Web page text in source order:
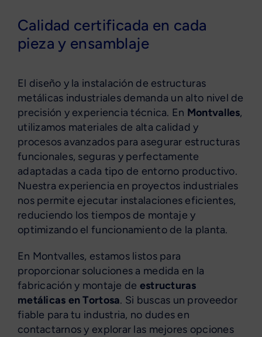
Calidad certificada en cada
pieza y ensamblaje
El diseño y la instalación de estructuras
metálicas industriales demanda un alto nivel de
precisión y experiencia técnica. En Montvalles,
utilizamos materiales de alta calidad y
procesos avanzados para asegurar estructuras
funcionales, seguras y perfectamente
adaptadas a cada tipo de entorno productivo.
Nuestra experiencia en proyectos industriales
nos permite ejecutar instalaciones eficientes,
reduciendo los tiempos de montaje y
optimizando el funcionamiento de la planta.
En Montvalles, estamos listos para
proporcionar soluciones a medida en la
fabricación y montaje de estructuras
metálicas en Tortosa. Si buscas un proveedor
fiable para tu industria, no dudes en
contactarnos y explorar las mejores opciones